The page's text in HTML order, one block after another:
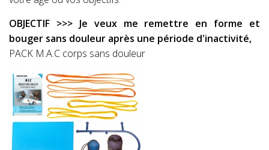
OBJECTIF >>> Je veux me remettre en forme et
bouger sans douleur après une période d'inactivité,
PACK M.A.C corps sans douleur